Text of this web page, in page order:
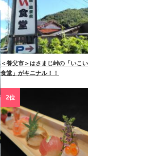
＜養父市＞はさまじ峠の「いこい
食堂」がキニナル！！
2位